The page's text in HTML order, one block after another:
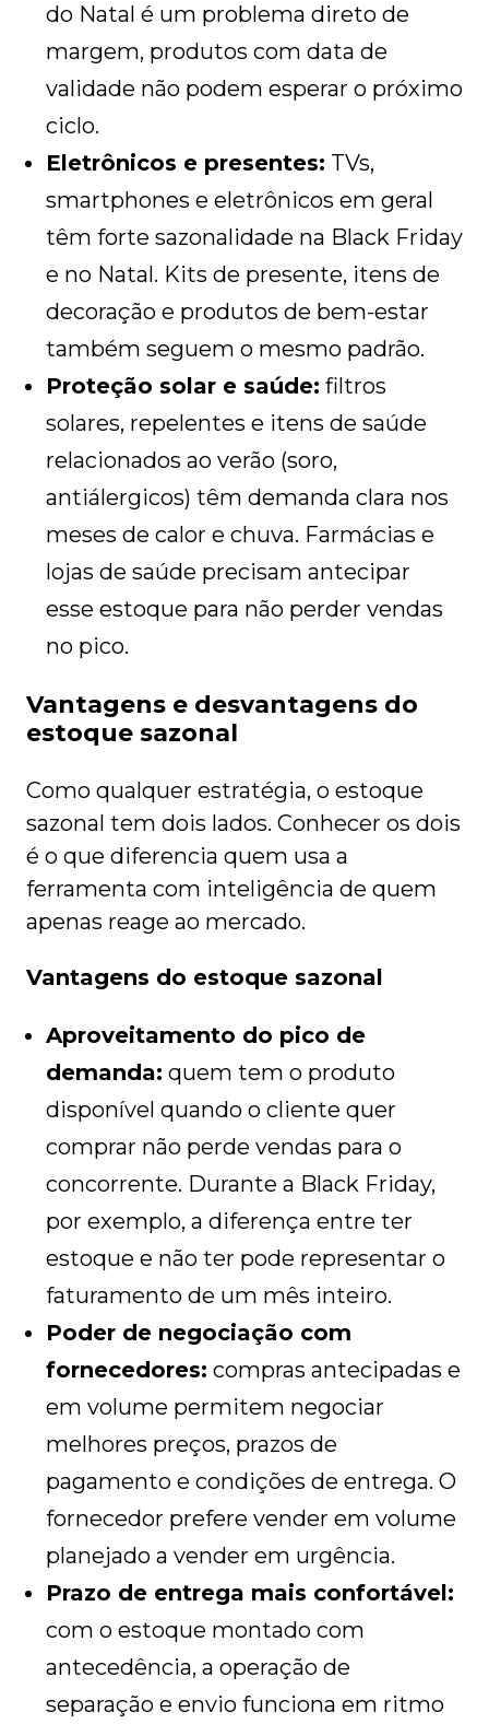
do Natal é um problema direto de
margem, produtos com data de
validade não podem esperar o próximo
ciclo.
Eletrônicos e presentes: TVs,
smartphones e eletrônicos em geral
têm forte sazonalidade na Black Friday
e no Natal. Kits de presente, itens de
decoração e produtos de bem-estar
também seguem o mesmo padrão.
Proteção solar e saúde: filtros
solares, repelentes e itens de saúde
relacionados ao verão (soro,
antiálergicos) têm demanda clara nos
meses de calor e chuva. Farmácias e
lojas de saúde precisam antecipar
esse estoque para não perder vendas
no pico.
Vantagens e desvantagens do
estoque sazonal
Como qualquer estratégia, o estoque
sazonal tem dois lados. Conhecer os dois
é o que diferencia quem usa a
ferramenta com inteligência de quem
apenas reage ao mercado.
Vantagens do estoque sazonal
Aproveitamento do pico de
demanda: quem tem o produto
disponível quando o cliente quer
comprar não perde vendas para o
concorrente. Durante a Black Friday,
por exemplo, a diferença entre ter
estoque e não ter pode representar o
faturamento de um mês inteiro.
Poder de negociação com
fornecedores: compras antecipadas e
em volume permitem negociar
melhores preços, prazos de
pagamento e condições de entrega. O
fornecedor prefere vender em volume
planejado a vender em urgência.
Prazo de entrega mais confortável:
com o estoque montado com
antecedência, a operação de
separação e envio funciona em ritmo